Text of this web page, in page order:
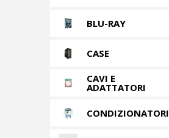
BLU-RAY
CASE
CAVI E
ADATTATORI
CONDIZIONATORI